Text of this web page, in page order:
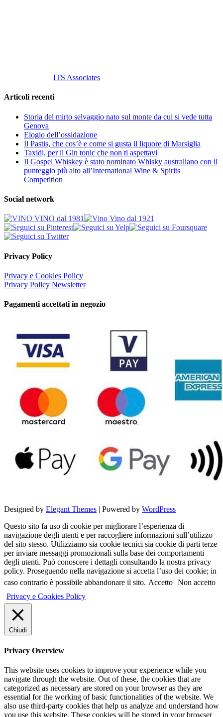
ITS Associates
Articoli recenti
Storia del mirto selvaggio nato sul monte da cui si vede tutta
Genova
Elogio dell’ossidazione
Il Pastis, che cos’è e come si gusta il liquore di Marsiglia
Taxidi, per il Gin tonic che non ti aspettavi
Il Gospel Whiskey è stato nominato Whisky australiano con il
punteggio più alto all’International Wine & Spirits
Competition
Social network
Privacy Policy
Privacy e Cookies Policy
Privacy Policy Newsletter
Pagamenti accettati in negozio
Designed by Elegant Themes | Powered by WordPress
Questo sito fa uso di cookie per migliorare l’esperienza di
navigazione degli utenti e per raccogliere informazioni sull’utilizzo
del sito stesso. Utilizziamo sia cookie tecnici sia cookie di parti terze
per inviare messaggi promozionali sulla base dei comportamenti
degli utenti. Può conoscere i dettagli consultando la nostra privacy
policy. Proseguendo nella navigazione si accetta l’uso dei cookie; in
caso contrario è possibile abbandonare il sito. Accetto Non accetto
Privacy e Cookies Policy
Chiudi
Privacy Overview
This website uses cookies to improve your experience while you
navigate through the website. Out of these, the cookies that are
categorized as necessary are stored on your browser as they are
essential for the working of basic functionalities of the website. We
also use third-party cookies that help us analyze and understand how
you use this website. These cookies will be stored in your browser